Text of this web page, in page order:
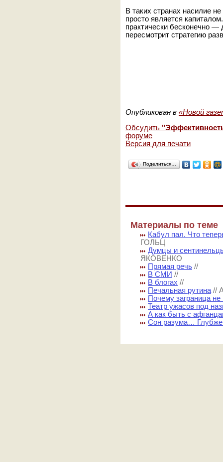
В таких странах насилие
просто является
практически бесконечно —
пересмотрит стратегию
Опубликован в «Новой
Обсудить
форуме
Версия для печати
Поделиться…
Материалы по теме
Кабул пал. Что
ГОЛЬЦ
Думцы и
ЯКОВЕНКО
Прямая речь //
В СМИ //
В блогах //
Печальная рутина //
Почему заграница
Театр ужасов под
А как быть с
Сон разума… Глубже